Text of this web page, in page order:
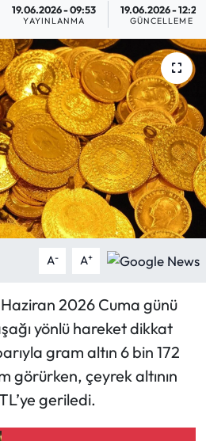
19.06.2026 - 09:53
YAYINLANMA
19.06.2026 - 12:26
GÜNCELLEME
A- A+
Haziran 2026 Cuma günü
yönlü hareket dikkat
gram altın 6 bin 172
görürken, çeyrek altının
geriledi.
Haberleri